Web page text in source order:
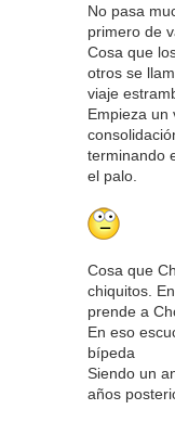
No pasa
primero de
Cosa que
otros se
viaje
Empieza un
terminando
el palo.
Cosa que
chiquitos.
prende a
En eso
bípeda
Siendo un
años